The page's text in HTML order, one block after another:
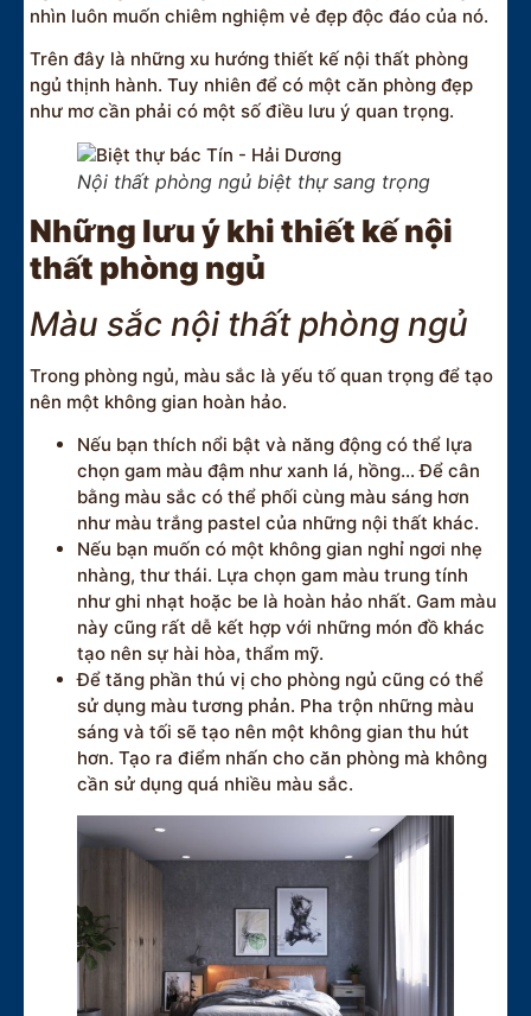
nhìn luôn muốn chiêm nghiệm vẻ đẹp độc đáo của nó.
Trên đây là những xu hướng thiết kế nội thất phòng
ngủ thịnh hành. Tuy nhiên để có một căn phòng đẹp
như mơ cần phải có một số điều lưu ý quan trọng.
Nội thất phòng ngủ biệt thự sang trọng
Những lưu ý khi thiết kế nội
thất phòng ngủ
Màu sắc nội thất phòng ngủ
Trong phòng ngủ, màu sắc là yếu tố quan trọng để tạo
nên một không gian hoàn hảo.
Nếu bạn thích nổi bật và năng động có thể lựa
chọn gam màu đậm như xanh lá, hồng… Để cân
bằng màu sắc có thể phối cùng màu sáng hơn
như màu trắng pastel của những nội thất khác.
Nếu bạn muốn có một không gian nghỉ ngơi nhẹ
nhàng, thư thái. Lựa chọn gam màu trung tính
như ghi nhạt hoặc be là hoàn hảo nhất. Gam màu
này cũng rất dễ kết hợp với những món đồ khác
tạo nên sự hài hòa, thẩm mỹ.
Để tăng phần thú vị cho phòng ngủ cũng có thể
sử dụng màu tương phản. Pha trộn những màu
sáng và tối sẽ tạo nên một không gian thu hút
hơn. Tạo ra điểm nhấn cho căn phòng mà không
cần sử dụng quá nhiều màu sắc.